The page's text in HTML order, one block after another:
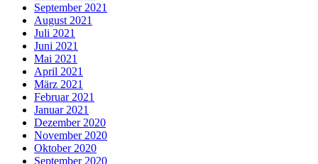
September 2021
August 2021
Juli 2021
Juni 2021
Mai 2021
April 2021
März 2021
Februar 2021
Januar 2021
Dezember 2020
November 2020
Oktober 2020
September 2020